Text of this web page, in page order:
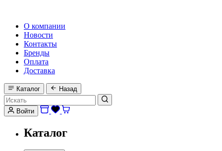
О компании
Новости
Контакты
Бренды
Оплата
Доставка
Каталог Назад
Войти
Каталог